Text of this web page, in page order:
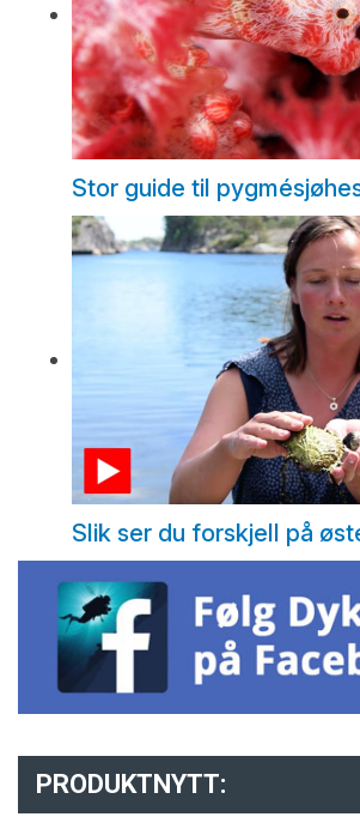
Stor guide til
Slik ser du forskjell på
PRODUKTNYTT: